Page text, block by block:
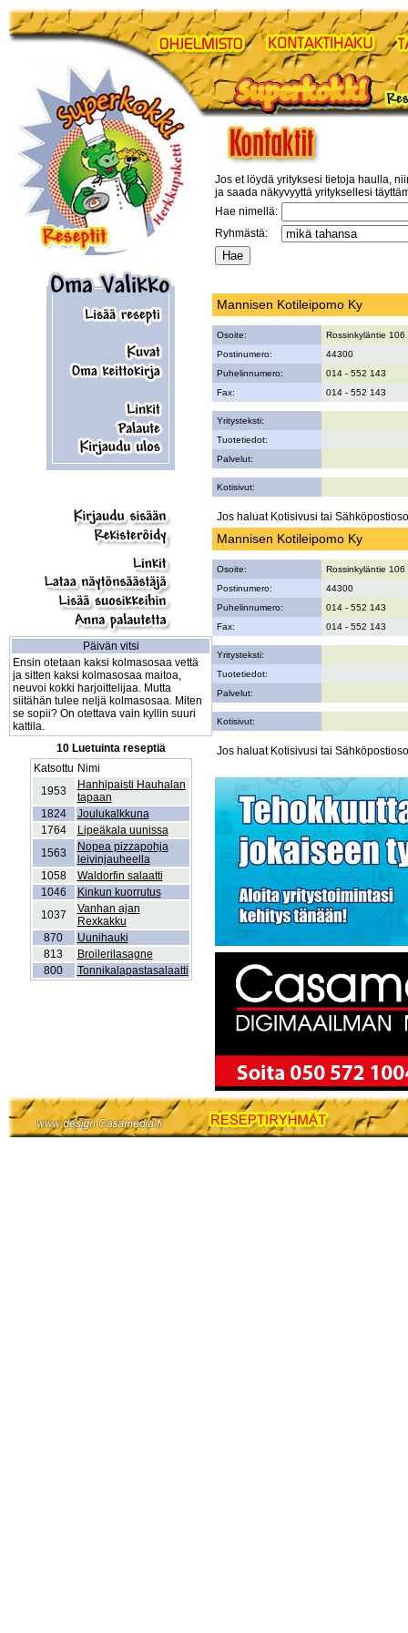
Päivän vitsi
Ensin otetaan kaksi kolmasosaa vettä
ja sitten kaksi kolmasosaa maitoa,
neuvoi kokki harjoittelijaa. Mutta
siitähän tulee neljä kolmasosaa. Miten
se sopii? On otettava vain kyllin suuri
kattila.
10 Luetuinta reseptiä
Katsottu Nimi
1953
Hanhipaisti Hauhalan
tapaan
1824
Joulukalkkuna
1764
Lipeäkala uunissa
1563
Nopea pizzapohja
leivinjauheella
1058
Waldorfin salaatti
1046
Kinkun kuorrutus
1037
Vanhan ajan
Rexkakku
870
Uunihauki
813
Broilerilasagne
800
Tonnikalapastasalaatti
Jos et löydä yrityksesi tietoja haulla,
ja saada näkyvyyttä yrityksellesi
Hae nimellä:
Ryhmästä:
Mannisen Kotileipomo Ky
Osoite:
Rossinkyläntie 106
Postinumero:
44300
Puhelinnumero:
014 - 552 143
Fax:
014 - 552 143
Yritysteksti:
Tuotetiedot:
Palvelut:
Kotisivut:
Jos haluat Kotisivusi tai
Mannisen Kotileipomo Ky
Osoite:
Rossinkyläntie 106
Postinumero:
44300
Puhelinnumero:
014 - 552 143
Fax:
014 - 552 143
Yritysteksti:
Tuotetiedot:
Palvelut:
Kotisivut:
Jos haluat Kotisivusi tai